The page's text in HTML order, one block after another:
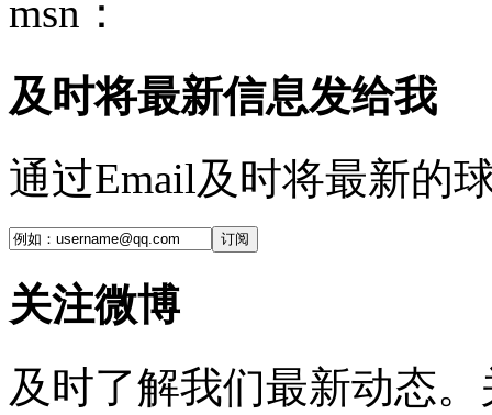
msn：
及时将最新信息发给我
通过Email及时将最新的
订阅
关注微博
及时了解我们最新动态